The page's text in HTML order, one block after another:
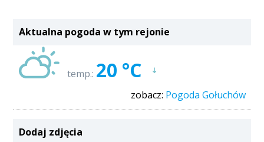
Aktualna pogoda w tym rejonie
temp.: 20 °C
zobacz: Pogoda Gołuchów
Dodaj zdjęcia